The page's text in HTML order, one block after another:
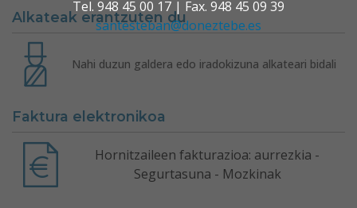
Tel. 948 45 00 17 | Fax. 948 45 09 39
santesteban@doneztebe.es
Alkateak erantzuten du
Nahi duzun galdera edo iradokizuna alkateari bidali
Faktura elektronikoa
Hornitzaileen fakturazioa: aurrezkia -
Segurtasuna - Mozkinak